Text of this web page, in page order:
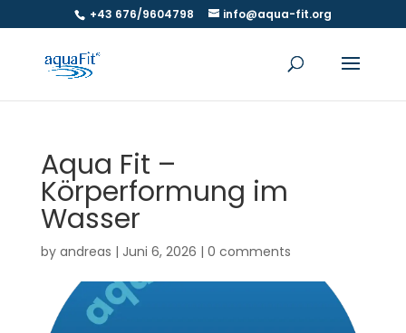
+43 676/9604798 info@aqua-fit.org
Aqua Fit –
Körperformung im
Wasser
by andreas | Juni 6, 2026 | 0 comments